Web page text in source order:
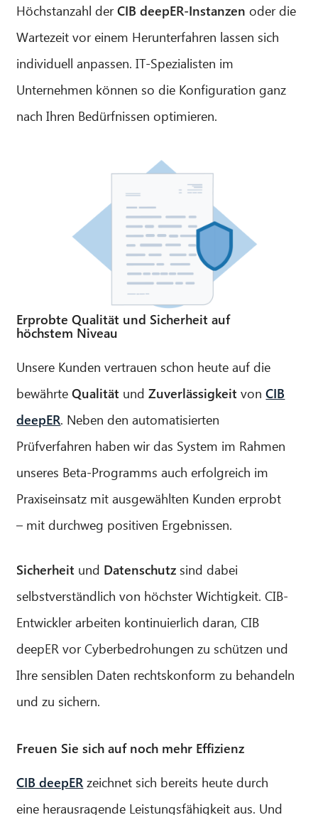
Höchstanzahl derCIB deepER-Instanzen oder die
Wartezeit vor einem Herunterfahren lassen sich
individuell anpassen. IT-Spezialisten im
Unternehmen können so die Konfiguration ganz
nach Ihren Bedürfnissen optimieren.
Erprobte Qualität und Sicherheit auf
höchstem Niveau
Unsere Kunden vertrauen schon heute auf die
bewährteQualität undZuverlässigkeit vonCIB
deepER. Neben den automatisierten
Prüfverfahren haben wir das System im Rahmen
unseres Beta-Programms auch erfolgreich im
Praxiseinsatz mit ausgewählten Kunden erprobt
– mit durchweg positiven Ergebnissen.
Sicherheit und Datenschutz sind dabei
selbstverständlich von höchster Wichtigkeit. CIB-
Entwickler arbeiten kontinuierlich daran, CIB
deepER vor Cyberbedrohungen zu schützen und
Ihre sensiblen Daten rechtskonform zu behandeln
und zu sichern.
Freuen Sie sich auf noch mehr Effizienz
CIB deepER zeichnet sich bereits heute durch
eine herausragende Leistungsfähigkeit aus. Und